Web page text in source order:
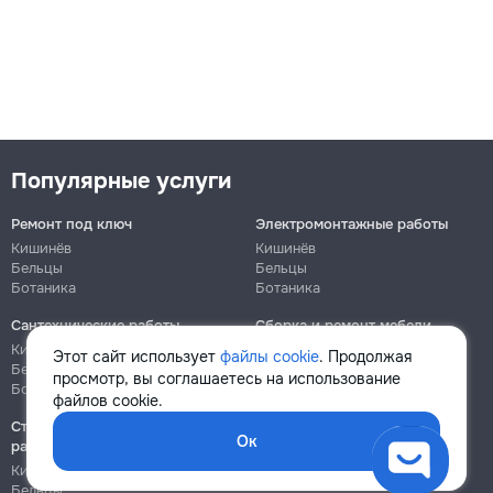
Этот сайт использует файлы cookie. Продолжая
просмотр, вы соглашаетесь на использование
файлов cookie.
Ок
Популярные услуги
Ремонт под ключ
Кишинёв
Бельцы
Ботаника
Электромонтажные работы
Кишинёв
Бельцы
Ботаника
Сантехнические работы
Кишинёв
Бельцы
Ботаника
Сборка и ремонт мебели
Кишинёв
Ботаника
Строительно-монтажные
работы
Кишинёв